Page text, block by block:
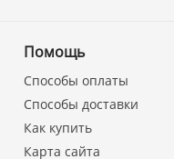
Помощь
Способы оплаты
Способы доставки
Как купить
Карта сайта